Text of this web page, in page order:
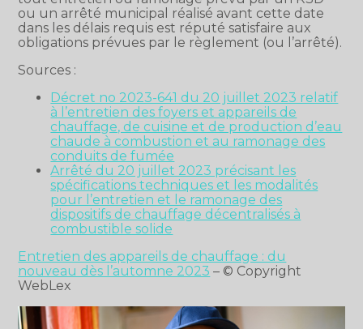
ou un arrêté municipal réalisé avant cette date
dans les délais requis est réputé satisfaire aux
obligations prévues par le règlement (ou l’arrêté).
Sources :
Décret no 2023-641 du 20 juillet 2023 relatif
à l’entretien des foyers et appareils de
chauffage, de cuisine et de production d’eau
chaude à combustion et au ramonage des
conduits de fumée
Arrêté du 20 juillet 2023 précisant les
spécifications techniques et les modalités
pour l’entretien et le ramonage des
dispositifs de chauffage décentralisés à
combustible solide
Entretien des appareils de chauffage : du
nouveau dès l’automne 2023 – © Copyright
WebLex